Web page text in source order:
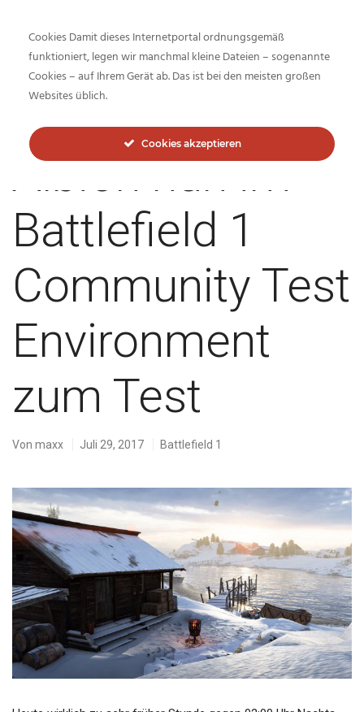
Inside-Network.net
Albion nun im
Battlefield 1
Community Test
Environment
zum Test
Von maxx Juli 29, 2017 Battlefield 1
Cookies Damit dieses Internetportal ordnungsgemäß
funktioniert, legen wir manchmal kleine Dateien – sogenannte
Cookies – auf Ihrem Gerät ab. Das ist bei den meisten großen
Websites üblich.
Cookies akzeptieren